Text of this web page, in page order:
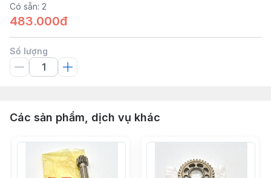
Có sẵn: 2
483.000đ
Số lượng
Các sản phẩm, dịch vụ khác